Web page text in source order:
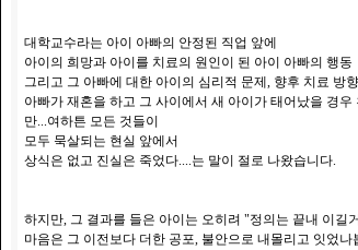
대학교수라는 아이 아빠의 안정된 직업 앞에
아이의 희망과 아이를 치료의 원인이 된 아이 아빠의 행동
그리고 그 아빠에 대한 아이의 심리적 문제, 향후 치료 방향
아빠가 재혼을 하고 그 사이에서 새 아이가 태어났을 경
만...여하튼 모든 것들이
모두 묵살되는 현실 앞에서
상식은 없고 진실은 죽었다....는 말이 절로 나왔습니다.
하지만, 그 결과를 들은 아이는 오히려 "정의는 끝내 이길
마음은 그 이전보다 더한 공포, 불안으로 내몰리고 잇었나